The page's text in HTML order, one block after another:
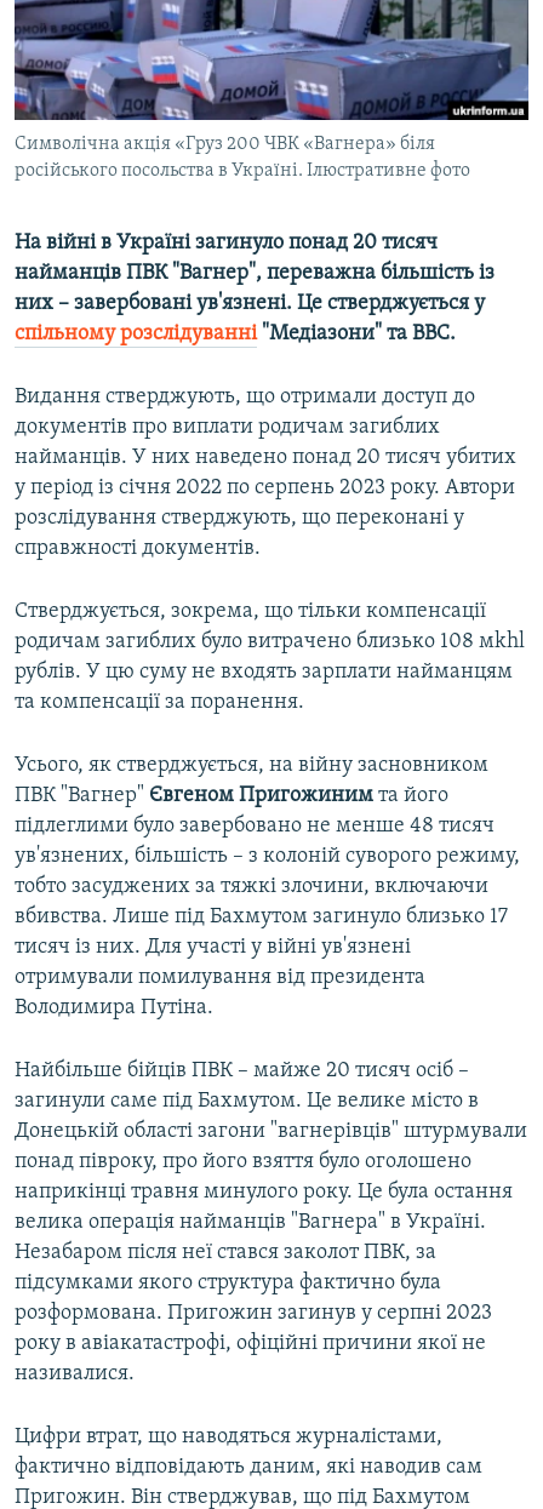
ВІДЕОУРОКИ «ELIFBE»
СВІДЧЕННЯ ОКУПАЦІЇ
УКРАЇНСЬКА ПРОБЛЕМА КРИМУ
ІНФОГРАФІКА
Русский
Qırımtatar
ДОЛУЧАЙСЯ!
Усі сайти RFE/RL
Символічна акція «Груз 200 ЧВК «Вагнера» біля
російського посольства в Україні. Ілюстративне фото
На війні в Україні загинуло понад 20 тисяч
найманців ПВК "Вагнер", переважна більшість із
них – завербовані ув'язнені. Це стверджується у
спільному розслідуванні"Медіазони" та BBC.
Видання стверджують, що отримали доступ до
документів про виплати родичам загиблих
найманців. У них наведено понад 20 тисяч убитих
у період із січня 2022 по серпень 2023 року. Автори
розслідування стверджують, що переконані у
справжності документів.
Стверджується, зокрема, що тільки компенсації
родичам загиблих було витрачено близько 108 мkhl
рублів. У цю суму не входять зарплати найманцям
та компенсації за поранення.
Усього, як стверджується, на війну засновником
ПВК "Вагнер" Євгеном Пригожиним та його
підлеглими було завербовано не менше 48 тисяч
ув'язнених, більшість – з колоній суворого режиму,
тобто засуджених за тяжкі злочини, включаючи
вбивства. Лише під Бахмутом загинуло близько 17
тисяч із них. Для участі у війні ув'язнені
отримували помилування від президента
Володимира Путіна.
Найбільше бійців ПВК – майже 20 тисяч осіб –
загинули саме під Бахмутом. Це велике місто в
Донецькій області загони "вагнерівців" штурмували
понад півроку, про його взяття було оголошено
наприкінці травня минулого року. Це була остання
велика операція найманців "Вагнера" в Україні.
Незабаром після неї стався заколот ПВК, за
підсумками якого структура фактично була
розформована. Пригожин загинув у серпні 2023
року в авіакатастрофі, офіційні причини якої не
називалися.
Цифри втрат, що наводяться журналістами,
фактично відповідають даним, які наводив сам
Пригожин. Він стверджував, що під Бахмутом